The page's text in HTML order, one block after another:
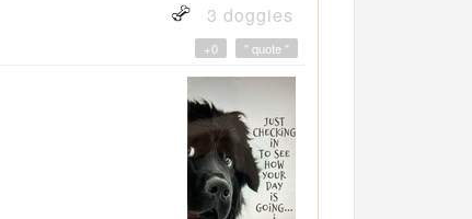
3 doggies
" quote "
+0